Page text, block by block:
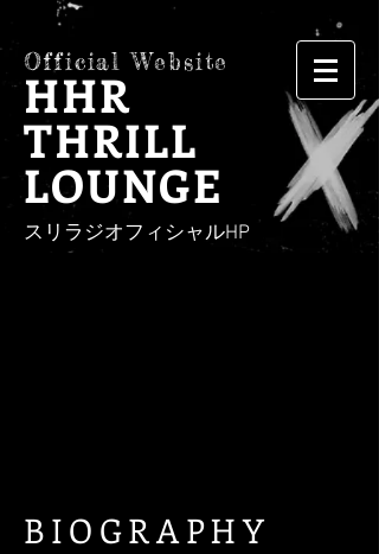
Official Website
HHR
THRILL
LOUNGE
​スリラジオフィシャルHP
BIOGRAPHY